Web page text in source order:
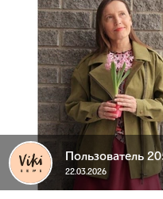
Пользователь
22.03.2026